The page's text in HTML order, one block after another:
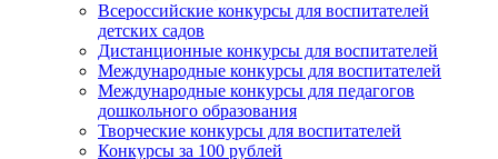
Всероссийские конкурсы для воспитателей
детских садов
Дистанционные конкурсы для воспитателей
Международные конкурсы для воспитателей
Международные конкурсы для педагогов
дошкольного образования
Творческие конкурсы для воспитателей
Конкурсы за 100 рублей